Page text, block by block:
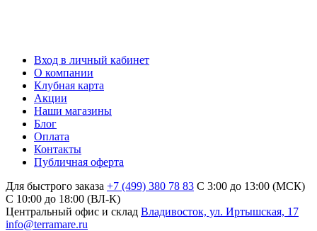
Вход в личный кабинет
О компании
Клубная карта
Акции
Наши магазины
Блог
Оплата
Контакты
Публичная оферта
Для быстрого заказа +7 (499) 380 78 83 С 3:00 до 13:00 (МСК)
C 10:00 до 18:00 (ВЛ-К)
Центральный офис и склад Владивосток, ул. Иртышская, 17
info@terramare.ru